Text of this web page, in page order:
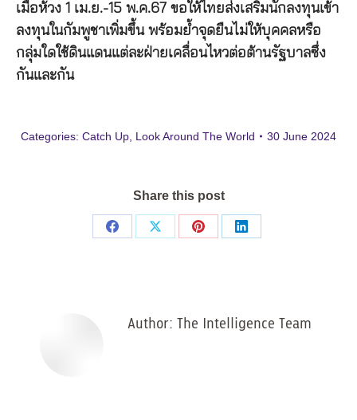
เมื่อห้วง 1 เม.ย.-15 พ.ค.67 ขอให้ไทยส่งเสริมนักลงทุนเข้า
ลงทุนในกัมพูชาเพิ่มขึ้น พร้อมย้ำจุดยืนไม่ให้บุคคลหรือ
กลุ่มใดใช้ดินแดนแต่ละฝ่ายเคลื่อนไหวต่อต้านรัฐบาลซึ่ง
กันและกัน
Categories: Catch Up Look Around The World 30 June 2024
Share this post
Share
Share
Share
Share
Author: The Intelligence Team